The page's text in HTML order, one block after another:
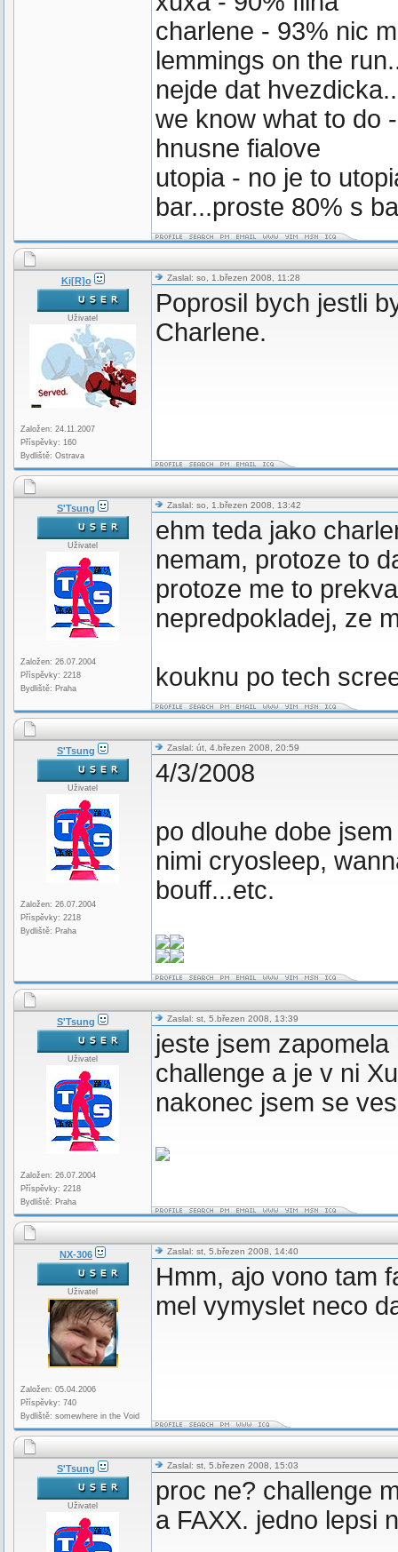
charlene - 93% nic
lemmings on the
nejde dat
we know what to do
hnusne fialove
utopia - no je to
bar...proste 80% s
Ki[R]o
Uživatel
Založen: 24.11.2007
Příspěvky: 160
Bydliště: Ostrava
Zaslal: so, 1.březen 2008, 11:28
Poprosil bych jestli
Charlene.
S'Tsung
Uživatel
Založen: 26.07.2004
Příspěvky: 2218
Bydliště: Praha
Zaslal: so, 1.březen 2008, 13:42
ehm teda jako
nemam, protoze to
protoze me to
nepredpokladej, ze
kouknu po tech
S'Tsung
Uživatel
Založen: 26.07.2004
Příspěvky: 2218
Bydliště: Praha
Zaslal: út, 4.březen 2008, 20:59
4/3/2008
po dlouhe dobe
nimi cryosleep,
bouff...etc.
S'Tsung
Uživatel
Založen: 26.07.2004
Příspěvky: 2218
Bydliště: Praha
Zaslal: st, 5.březen 2008, 13:39
jeste jsem
challenge a je v ni
nakonec jsem se
NX-306
Uživatel
Založen: 05.04.2006
Příspěvky: 740
Bydliště: somewhere in the Void
Zaslal: st, 5.březen 2008, 14:40
Hmm, ajo vono tam
mel vymyslet neco
S'Tsung
Uživatel
Zaslal: st, 5.březen 2008, 15:03
proc ne? challenge
a FAXX. jedno lepsi